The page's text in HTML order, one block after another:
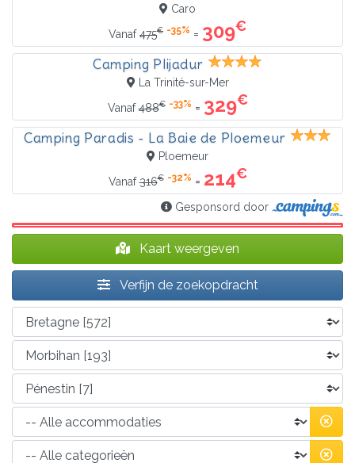
Caro
Vanaf475€ -35% = 309€
Camping Plijadur
La Trinité-sur-Mer
Vanaf488€ -33% = 329€
Camping Paradis - La Baie de Ploemeur
Ploemeur
Vanaf316€ -32% = 214€
Gesponsord door
Kaart weergeven
Verfijn de zoekopdracht